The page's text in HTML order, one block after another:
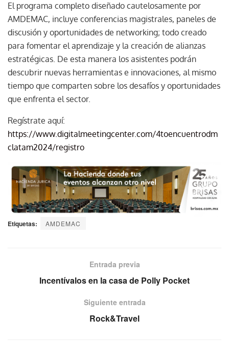
El programa completo diseñado cautelosamente por
AMDEMAC, incluye conferencias magistrales, paneles de
discusión y oportunidades de networking; todo creado
para fomentar el aprendizaje y la creación de alianzas
estratégicas. De esta manera los asistentes podrán
descubrir nuevas herramientas e innovaciones, al mismo
tiempo que comparten sobre los desafíos y oportunidades
que enfrenta el sector.
Regístrate aquí:
https://www.digitalmeetingcenter.com/4toencuentrodm
clatam2024/registro
Etiquetas: AMDEMAC
Entrada previa
Incentívalos en la casa de Polly Pocket
Siguiente entrada
Rock&Travel